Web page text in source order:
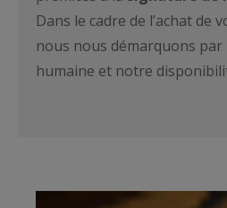
Dans le cadre de l’achat de
nous nous démarquons
humaine et notre